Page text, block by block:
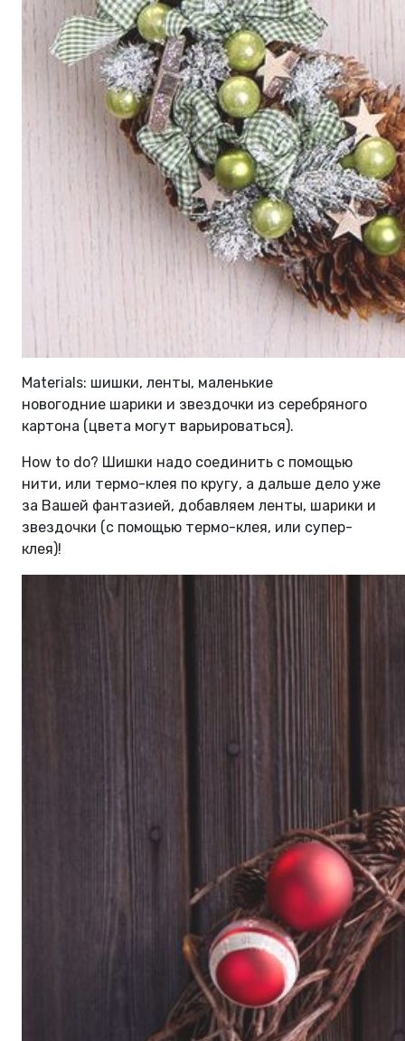
Materials: шишки, ленты, маленькие
новогодние шарики и звездочки из серебряного
картона (цвета могут варьироваться).
How to do? Шишки надо соединить с помощью
нити, или термо-клея по кругу, а дальше дело уже
за Вашей фантазией, добавляем ленты, шарики и
звездочки (с помощью термо-клея, или супер-
клея)!